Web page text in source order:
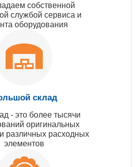
собственной
службой сервиса и
оборудования
склад
- это более тысячи
оригинальных
различных расходных
элементов